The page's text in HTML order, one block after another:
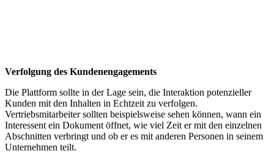
Verfolgung des Kundenengagements
Die Plattform sollte in der Lage sein, die Interaktion potenzieller
Kunden mit den Inhalten in Echtzeit zu verfolgen.
Vertriebsmitarbeiter sollten beispielsweise sehen können, wann ein
Interessent ein Dokument öffnet, wie viel Zeit er mit den einzelnen
Abschnitten verbringt und ob er es mit anderen Personen in seinem
Unternehmen teilt.